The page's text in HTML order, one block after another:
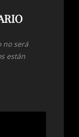
no será
están